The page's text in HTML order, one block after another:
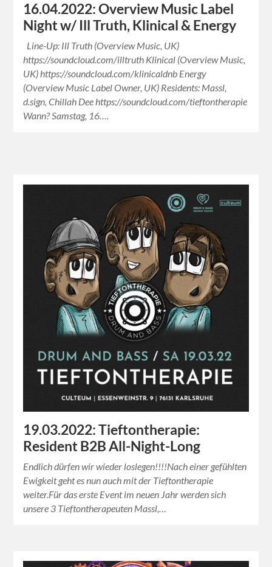
16.04.2022: Overview Music Label
Night w/ Ill Truth, Klinical & Energy
Line-Up: Ill Truth (Overview Music, UK)
https://soundcloud.com/illtruth Klinical (Overview Music,
UK) https://soundcloud.com/klinicaldnb Energy
(Overview Music Label Owner, UK) Residents: Massl,
d.sign, Chillah Dee https://soundcloud.com/tieftontherapie
Wann? Samstag, 16….
19.03.2022: Tieftontherapie:
Resident B2B All-Night-Long
Endlich dürfen wir wieder loslegen!!!!Nach einer gefühlten
Ewigkeit geht es nun auch mit der Tieftontherapie
weiter.Für das erste Event im neuen Jahr werden sich
unsere 3 Tieftontherapeuten Massl,…